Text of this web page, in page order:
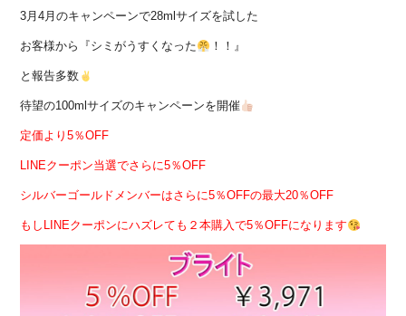
3月4月のキャンペーンで28mlサイズを試した
お客様から『シミがうすくなった ！！』
と報告多数
待望の100mlサイズのキャンペーンを開催
定価より5％OFF
LINEクーポン当選でさらに5％OFF
シルバーゴールドメンバーはさらに5％OFFの最大20％OFF
もしLINEクーポンにハズレても２本購入で5％OFFになります